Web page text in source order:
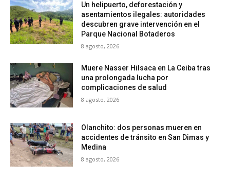
Un helipuerto, deforestación y
asentamientos ilegales: autoridades
descubren grave intervención en el
Parque Nacional Botaderos
8 agosto, 2026
Muere Nasser Hilsaca en La Ceiba tras
una prolongada lucha por
complicaciones de salud
8 agosto, 2026
Olanchito: dos personas mueren en
accidentes de tránsito en San Dimas y
Medina
8 agosto, 2026